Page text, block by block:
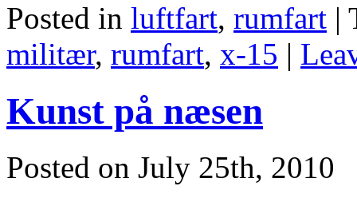
Posted in luftfart, rumfart |
militær, rumfart, x-15 |
Kunst på næsen
Posted on July 25th, 2010